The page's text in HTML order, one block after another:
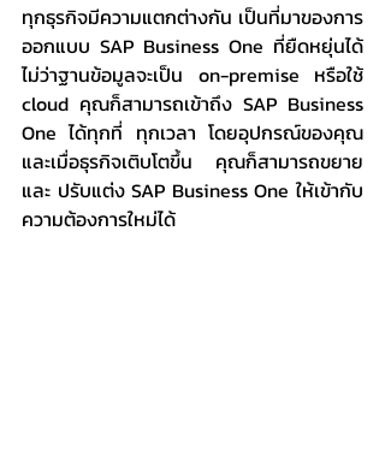
ทุกธุรกิจมีความแตกต่างกัน เป็นที่มาของการ
ออกแบบ SAP Business One ที่ยืดหยุ่นได้
ไม่ว่าฐานข้อมูลจะเป็น on-premise หรือใช้
cloud คุณก็สามารถเข้าถึง SAP Business
One ได้ทุกที่ ทุกเวลา โดยอุปกรณ์ของคุณ
และเมื่อธุรกิจเติบโตขึ้น คุณก็สามารถขยาย
และ ปรับแต่ง SAP Business One ให้เข้ากับ
ความต้องการใหม่ได้